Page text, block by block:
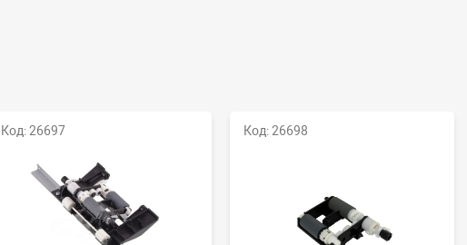
Код: 26697 Код: 26698